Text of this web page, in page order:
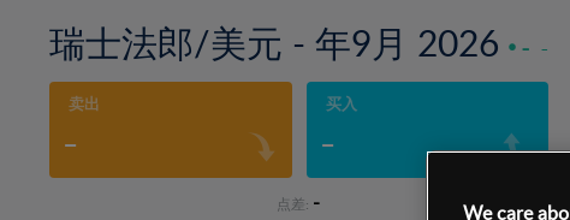
瑞士法郎/美元 - 年9月 2026 - -
卖出
-
买入
-
点差: - We care